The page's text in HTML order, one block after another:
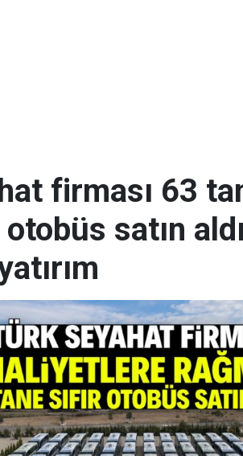
firması 63
satın